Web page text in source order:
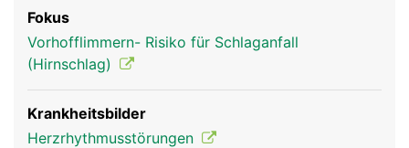
Fokus
Vorhofflimmern- Risiko für Schlaganfall
(Hirnschlag)
Krankheitsbilder
Herzrhythmusstörungen